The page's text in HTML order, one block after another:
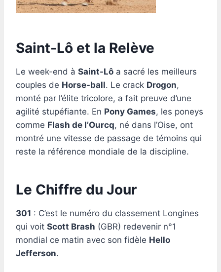
Saint-Lô et la Relève
Le week-end à Saint-Lô a sacré les meilleurs
couples de Horse-ball. Le crack Drogon,
monté par l’élite tricolore, a fait preuve d’une
agilité stupéfiante. En Pony Games, les poneys
comme Flash de l’Ourcq, né dans l’Oise, ont
montré une vitesse de passage de témoins qui
reste la référence mondiale de la discipline.
Le Chiffre du Jour
301 : C’est le numéro du classement Longines
qui voit Scott Brash (GBR) redevenir n°1
mondial ce matin avec son fidèle Hello
Jefferson.